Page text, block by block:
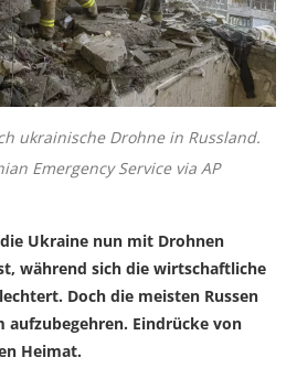
ukrainische Drohne in Russland.
Emergency Service via AP
Ukraine nun mit Drohnen
während sich die wirtschaftliche
Doch die meisten Russen
Eindrücke von
Heimat.